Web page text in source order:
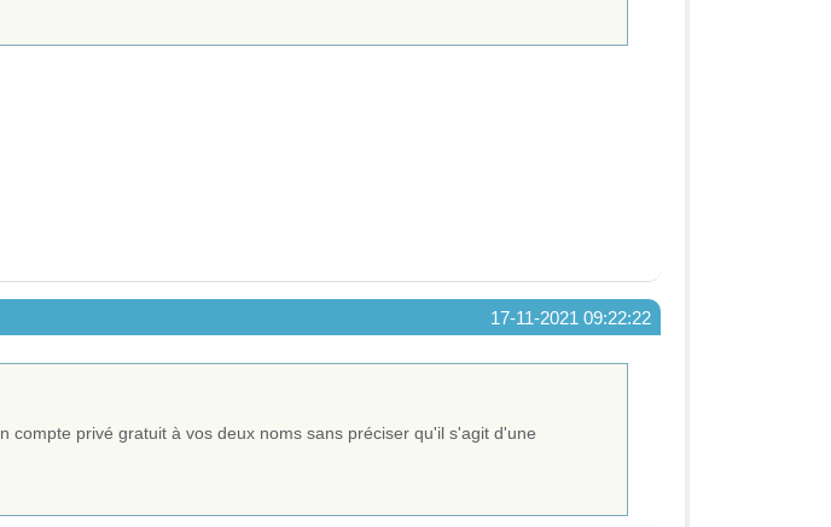
17-11-2021 09:22:22
compte privé gratuit à vos deux noms sans préciser qu'il s'agit d'une